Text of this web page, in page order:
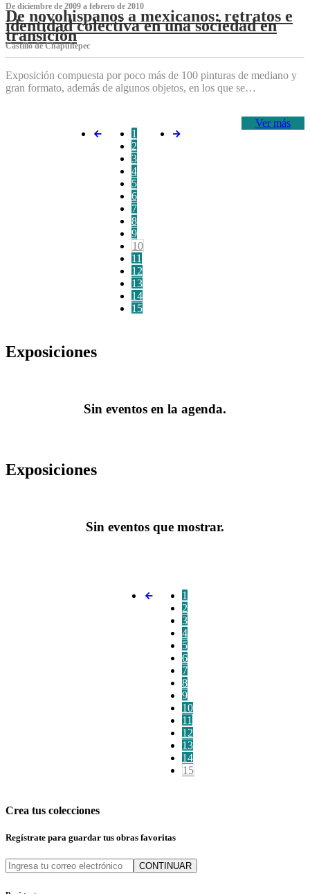
De diciembre de 2009 a febrero de 2010
De novohispanos a mexicanos: retratos e
identidad colectiva en una sociedad en
transición
Castillo de Chapultepec
Exposición compuesta por poco más de 100 pinturas de mediano y
gran formato, además de algunos objetos, en los que se…
Ver más
1
2
3
4
5
6
7
8
9
10
11
12
13
14
15
Exposiciones
Sin eventos en la agenda.
Exposiciones
Sin eventos que mostrar.
1
2
3
4
5
6
7
8
9
10
11
12
13
14
15
Crea tus colecciones
Regístrate para guardar tus obras favoritas
CONTINUAR